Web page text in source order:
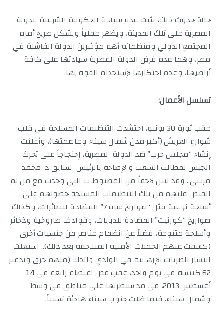
حالة حدوث ذلك، يثبت عدم سيادة الحكومة الشرعية للدولة
المصرية على تلك المدينة، ويظهر عملياً وبشكل صريح أمام
المجتمع الدولي ومنظماته أهم مؤشرين الدولة الفاشلة في
مصر، وهما عدم فرض الدولة المصرية سيادتها على كافة
أراضيها، وعدم احتكارها لإستخدام القوة بها.
تسلسل الأعمال:
عقب ثورة 30 يونيو، احتشدت التنظيمات المسلحة في قلب
شوارع العريش (أكبر مدن شمال سيناء وعاصمتها)، وأعلنت
إنشاء “مجلس حرب” ضد الدولة المصرية، إحتجاجاً على تحرك
الجيش لمطالب الشعب والإطاحة بالرئيس السابق د. محمد
مرسي.. وقد تبين لاحقاً من المضبوطات التي وجدت مع من تم
القبض عليهم من تلك التنظيمات المسلحة حصولهم على
أسلحة نوعية مثل “صواريخ سام 7” المضادة للطائرات، وكذلك
صواريخ “كورنيت” المضادة للدبابات، وقواذف صاروخية وذخائر
وأسلحة متنوعة، فضلاً عن انضمام عناصر من جنسيات أخرى
(كشفت عنهم الحملات الأمنية المتلاحقة بعد ذلك).. استغلت
انتشار الضربات الإرهابية في الوادي والدلتا (منهم حرق وتدمير
62 كنيسة في يوم واحد، عقب فض اعتصام رابعة في 14
أغسطس 2013، في مد سيطرتها على مناطق في وسط
وشمال سيناء، فيما ظلت جنوب سيناء هادئة نسبياً.